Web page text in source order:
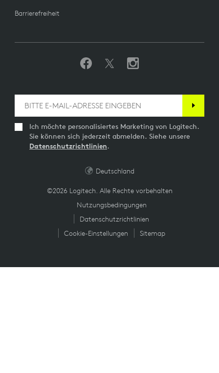
Barrierefreiheit
Ich möchte personalisiertes Marketing von Logitech.
Sie können sich jederzeit abmelden. Siehe unsere
Datenschutzrichtlinien.
©2026 Logitech. Alle Rechte vorbehalten
Nutzungsbedingungen
Datenschutzrichtlinien
Cookie-Einstellungen
Sitemap
Deutschland